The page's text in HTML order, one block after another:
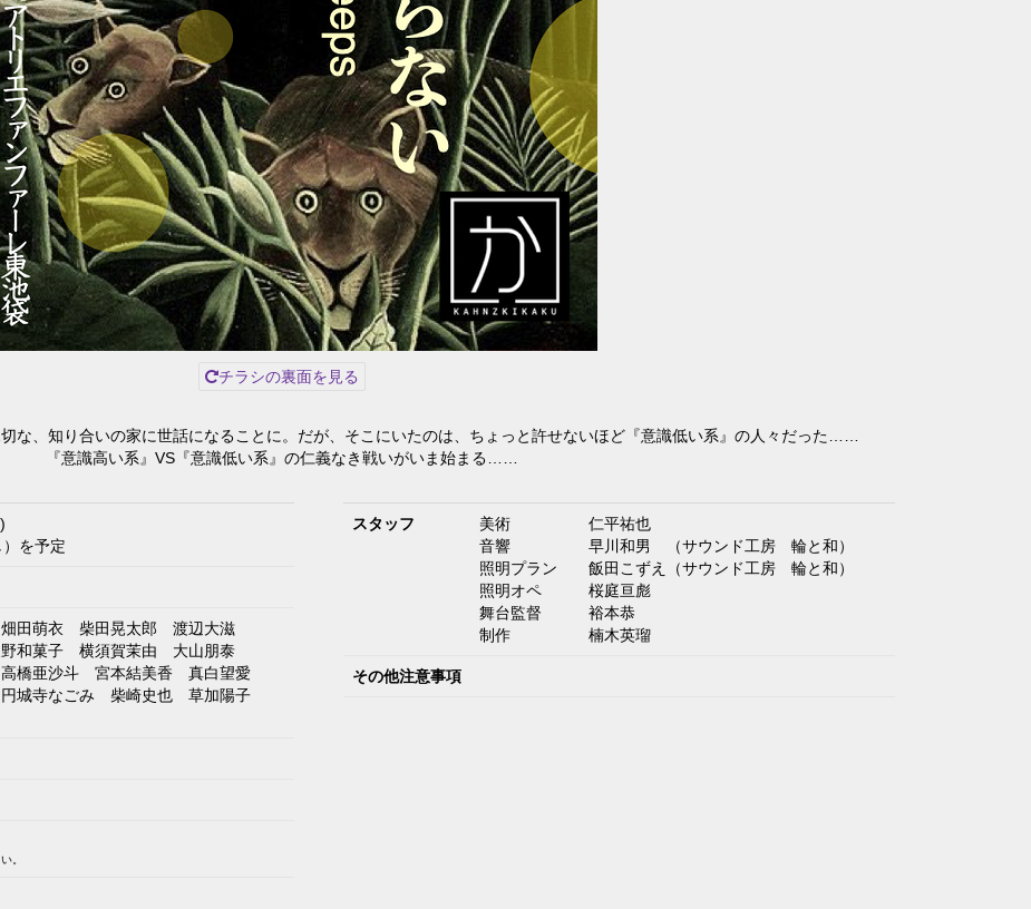
チラシの裏面を見る
な、知り合いの家に世話になることに。だが、そこにいたのは、ちょっと許せないほど『意識低い系』の人々だった……
『意識高い系』VS『意識低い系』の仁義なき戦いがいま始まる……
）を予定
畑田萌衣 柴田晃太郎
渡辺大滋
和菓子 横須賀茉由
大山朋泰
高橋亜沙斗 宮本結美香
真白望愛
円城寺なごみ 柴崎史也
草加陽子
。
スタッフ
美術 仁平祐也
音響 早川和男 （サウンド工房 輪と和）
照明プラン 飯田こずえ（サウンド工房 輪と和）
照明オペ 桜庭亘彪
舞台監督 裕本恭
制作 楠木英瑠
その他注意事項